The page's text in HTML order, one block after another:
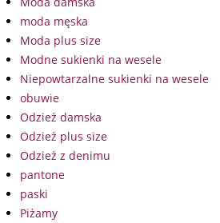
moda męska
Moda plus size
Modne sukienki na wesele
Niepowtarzalne sukienki na wesele
obuwie
Odzież damska
Odzież plus size
Odzież z denimu
pantone
paski
Piżamy